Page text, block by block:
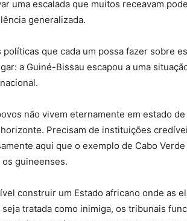
uma escalada que muitos receavam
generalizada.
que cada um possa fazer sobre
a Guiné-Bissau escapou a uma
não vivem eternamente em estado
Precisam de instituições
aqui que o exemplo de Cabo
guineenses.
construir um Estado africano onde as
tratada como inimiga, os tribunais